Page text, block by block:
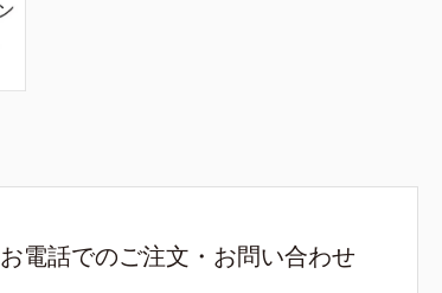
お電話でのご注文・お問い合わせ